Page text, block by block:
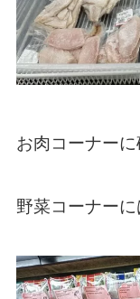
お肉コーナーに
野菜コーナーに